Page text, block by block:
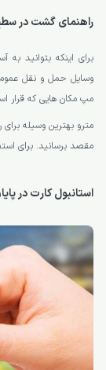
راهنمای گشت در
برای اینکه بتوانید
وسایل حمل و نقل عمومی
مپ مکان هایی که قرار
مترو بهترین وسیله
مقصد برسانید. برای
استانبول کارت در